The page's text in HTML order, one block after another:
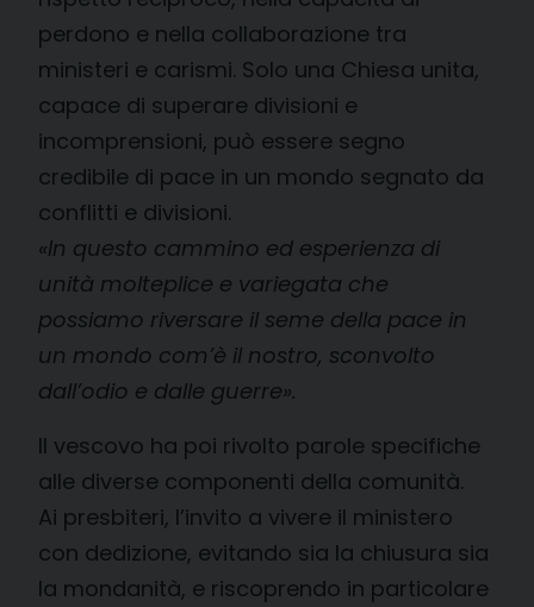
perdono e nella collaborazione tra
ministeri e carismi. Solo una Chiesa unita,
capace di superare divisioni e
incomprensioni, può essere segno
credibile di pace in un mondo segnato da
conflitti e divisioni.
«In questo cammino ed esperienza di
unità molteplice e variegata che
possiamo riversare il seme della pace in
un mondo com’è il nostro, sconvolto
dall’odio e dalle guerre».
Il vescovo ha poi rivolto parole specifiche
alle diverse componenti della comunità.
Ai presbiteri, l’invito a vivere il ministero
con dedizione, evitando sia la chiusura sia
la mondanità, e riscoprendo in particolare